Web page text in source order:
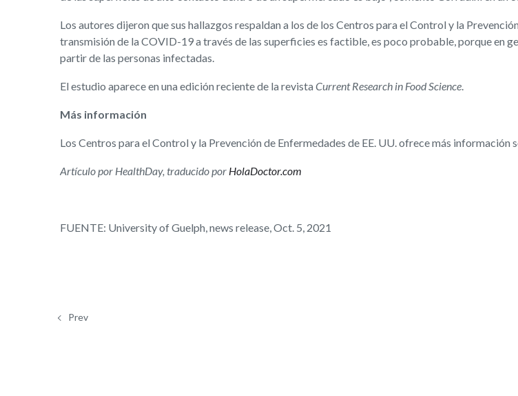
Los autores dijeron que sus hallazgos respaldan a los de los Centros para el Control y la
transmisión de la COVID-19 a través de las superficies es factible, es poco probable, porque en
partir de las personas infectadas.
El estudio aparece en una edición reciente de la revista Current Research in Food Science.
Más información
Los Centros para el Control y la Prevención de Enfermedades de EE. UU. ofrece más información
Artículo por HealthDay, traducido por HolaDoctor.com
FUENTE: University of Guelph, news release, Oct. 5, 2021
Prev